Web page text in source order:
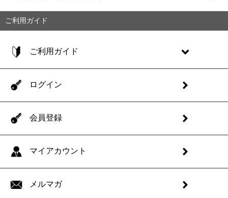
ご利用ガイド
ご利用ガイド
ログイン
会員登録
マイアカウント
メルマガ